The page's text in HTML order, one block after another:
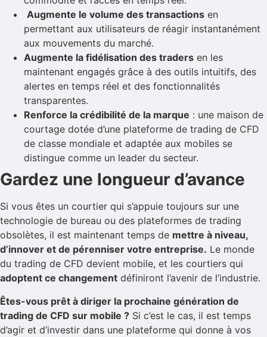
Augmente le volume des transactions en
permettant aux utilisateurs de réagir instantanément
aux mouvements du marché.
Augmente la fidélisation des traders en les
maintenant engagés grâce à des outils intuitifs, des
alertes en temps réel et des fonctionnalités
transparentes.
Renforce la crédibilité de la marque : une maison de
courtage dotée d’une plateforme de trading de CFD
de classe mondiale et adaptée aux mobiles se
distingue comme un leader du secteur.
Gardez une longueur d’avance
Si vous êtes un courtier qui s’appuie toujours sur une
technologie de bureau ou des plateformes de trading
obsolètes, il est maintenant temps de mettre à niveau,
d’innover et de pérenniser votre entreprise. Le monde
du trading de CFD devient mobile, et les courtiers qui
adoptent ce changement définiront l’avenir de l’industrie.
Êtes-vous prêt à diriger la prochaine génération de
trading de CFD sur mobile ? Si c’est le cas, il est temps
d’agir et d’investir dans une plateforme qui donne à vos